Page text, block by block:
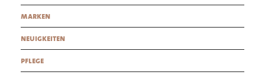
marken
neuigkeiten
pflege